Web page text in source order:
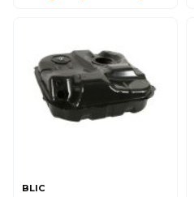
BLIC